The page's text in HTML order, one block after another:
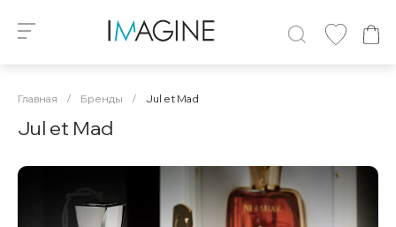
Главная / Бренды / Jul et Mad
Jul et Mad